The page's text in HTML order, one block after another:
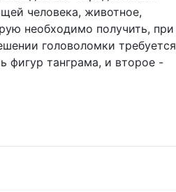
человека, животное,
необходимо получить, при
головоломки требуется
фигур танграма, и второе -